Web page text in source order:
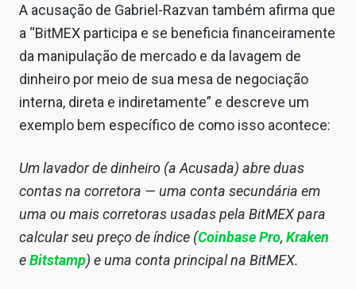
A acusação de Gabriel-Razvan também afirma que
a “BitMEX participa e se beneficia financeiramente
da manipulação de mercado e da lavagem de
dinheiro por meio de sua mesa de negociação
interna, direta e indiretamente” e descreve um
exemplo bem específico de como isso acontece:
Um lavador de dinheiro (a Acusada) abre duas
contas na corretora — uma conta secundária em
uma ou mais corretoras usadas pela BitMEX para
calcular seu preço de índice (Coinbase Pro, Kraken
eBitstamp) e uma conta principal na BitMEX.